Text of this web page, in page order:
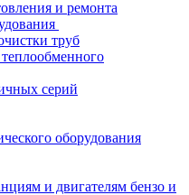
и ремонта
труб
серий
оборудования
и двигателям бензо и